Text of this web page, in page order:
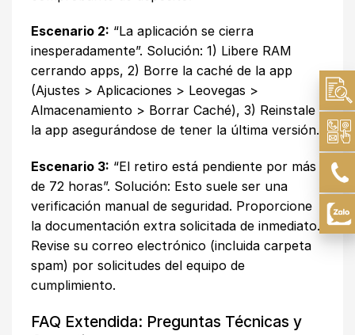
Escenario 2: “La aplicación se cierra
inesperadamente”. Solución: 1) Libere RAM
cerrando apps, 2) Borre la caché de la app
(Ajustes > Aplicaciones > Leovegas >
Almacenamiento > Borrar Caché), 3) Reinstale
la app asegurándose de tener la última versión.
Escenario 3: “El retiro está pendiente por más
de 72 horas”. Solución: Esto suele ser una
verificación manual de seguridad. Proporcione
la documentación extra solicitada de inmediato.
Revise su correo electrónico (incluida carpeta
spam) por solicitudes del equipo de
cumplimiento.
FAQ Extendida: Preguntas Técnicas y